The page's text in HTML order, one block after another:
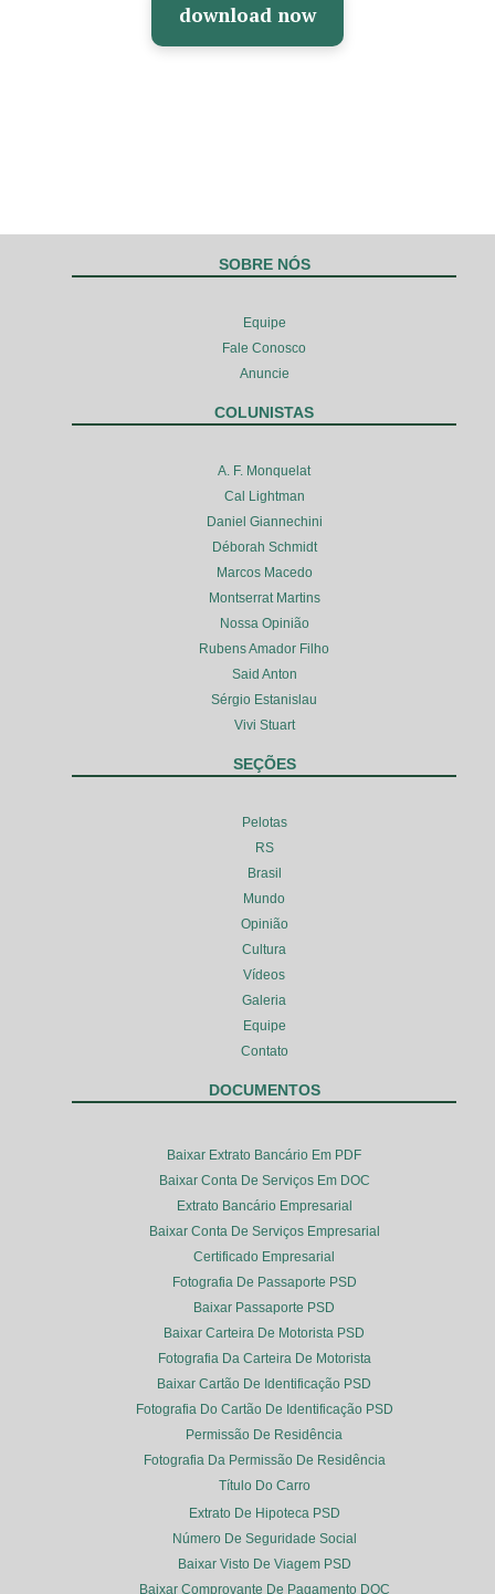
download now
SOBRE NÓS
Equipe
Fale Conosco
Anuncie
COLUNISTAS
A. F. Monquelat
Cal Lightman
Daniel Giannechini
Déborah Schmidt
Marcos Macedo
Montserrat Martins
Nossa Opinião
Rubens Amador Filho
Said Anton
Sérgio Estanislau
Vivi Stuart
SEÇÕES
Pelotas
RS
Brasil
Mundo
Opinião
Cultura
Vídeos
Galeria
Equipe
Contato
DOCUMENTOS
Baixar Extrato Bancário Em PDF
Baixar Conta De Serviços Em DOC
Extrato Bancário Empresarial
Baixar Conta De Serviços Empresarial
Certificado Empresarial
Fotografia De Passaporte PSD
Baixar Passaporte PSD
Baixar Carteira De Motorista PSD
Fotografia Da Carteira De Motorista
Baixar Cartão De Identificação PSD
Fotografia Do Cartão De Identificação PSD
Permissão De Residência
Fotografia Da Permissão De Residência
Título Do Carro
Extrato De Hipoteca PSD
Número De Seguridade Social
Baixar Visto De Viagem PSD
Baixar Comprovante De Pagamento DOC